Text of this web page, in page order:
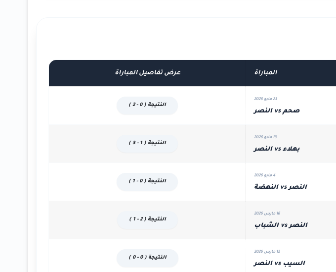
المباراة عرض تفاصيل المباراة
23 مايو 2026
صحم vs النصر
النتيجة ( 0 - 2 )
13 مايو 2026
بهلاء vs النصر
النتيجة ( 1 - 3 )
4 مايو 2026
النصر vs النهضة
النتيجة ( 0 - 1 )
16 مارس 2026
النصر vs الشباب
النتيجة ( 2 - 1 )
12 مارس 2026
السيب vs النصر
النتيجة ( 0 - 0 )